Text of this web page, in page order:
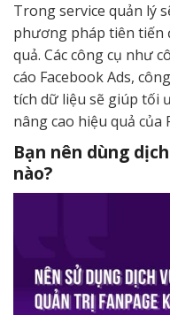
Trong service quản lý
phương pháp tiên tiến
quả. Các công cụ như
cáo Facebook Ads,
tích dữ liệu sẽ giúp tối
nâng cao hiệu quả của
Bạn nên dùng
nào?